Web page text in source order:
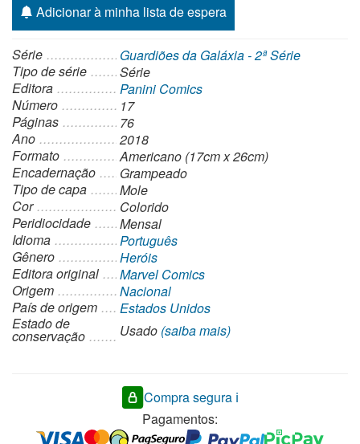
2ª
Série
17
quantidade
Adicionar à minha lista de espera
Série
Guardiões da Galáxia - 2ª Série
Tipo de série
Série
Editora
Panini Comics
Número
17
Páginas
76
Ano
2018
Formato
Americano (17cm x 26cm)
Encadernação
Grampeado
Tipo de capa
Mole
Cor
Colorido
Peridiocidade
Mensal
Idioma
Português
Gênero
Heróis
Editora original
Marvel Comics
Origem
Nacional
País de origem
Estados Unidos
Estado de
conservação Usado (saiba mais)
Compra segura ℹ️
Pagamentos: